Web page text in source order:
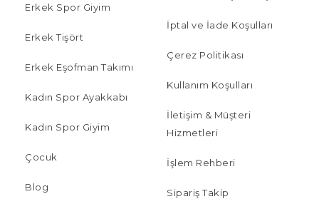
Erkek Spor Giyim
Erkek Tişört
Erkek Eşofman Takımı
Kadın Spor Ayakkabı
Kadın Spor Giyim
Çocuk
Blog
İptal ve İade Koşulları
Çerez Politikası
Kullanım Koşulları
İletişim & Müşteri
Hizmetleri
İşlem Rehberi
Sipariş Takip